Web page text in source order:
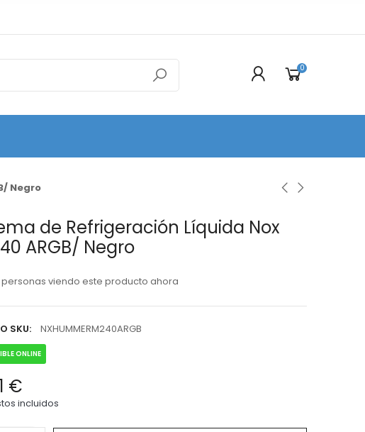
0
Negro
de Refrigeración Líquida Nox
ARGB/ Negro
personas viendo este producto ahora
SKU: NXHUMMERM240ARGB
ONLINE
€
incluidos